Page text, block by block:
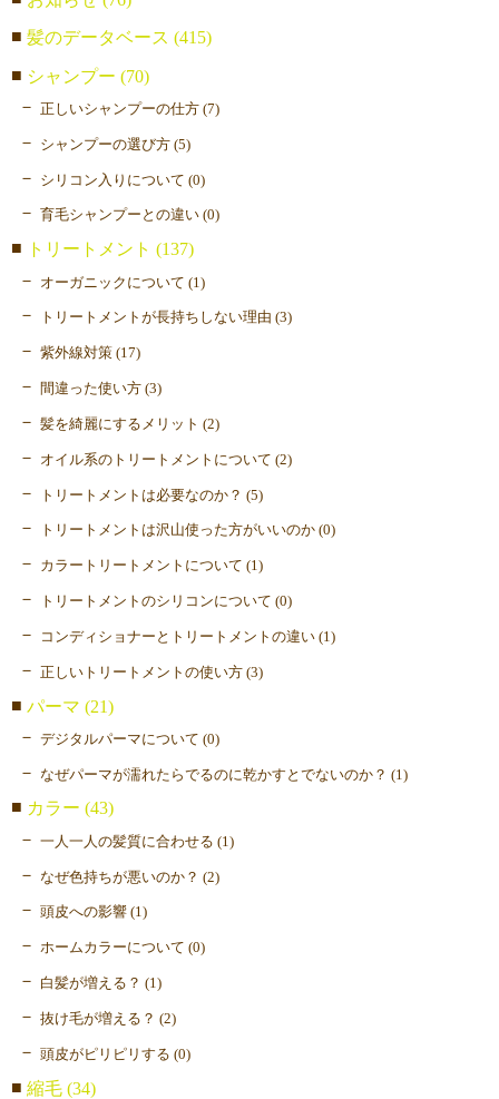
髪のデータベース (415)
シャンプー (70)
正しいシャンプーの仕方 (7)
シャンプーの選び方 (5)
シリコン入りについて (0)
育毛シャンプーとの違い (0)
トリートメント (137)
オーガニックについて (1)
トリートメントが長持ちしない理由 (3)
紫外線対策 (17)
間違った使い方 (3)
髪を綺麗にするメリット (2)
オイル系のトリートメントについて (2)
トリートメントは必要なのか？ (5)
トリートメントは沢山使った方がいいのか (0)
カラートリートメントについて (1)
トリートメントのシリコンについて (0)
コンディショナーとトリートメントの違い (1)
正しいトリートメントの使い方 (3)
パーマ (21)
デジタルパーマについて (0)
なぜパーマが濡れたらでるのに乾かすとでないのか？ (1)
カラー (43)
一人一人の髪質に合わせる (1)
なぜ色持ちが悪いのか？ (2)
頭皮への影響 (1)
ホームカラーについて (0)
白髪が増える？ (1)
抜け毛が増える？ (2)
頭皮がピリピリする (0)
縮毛 (34)